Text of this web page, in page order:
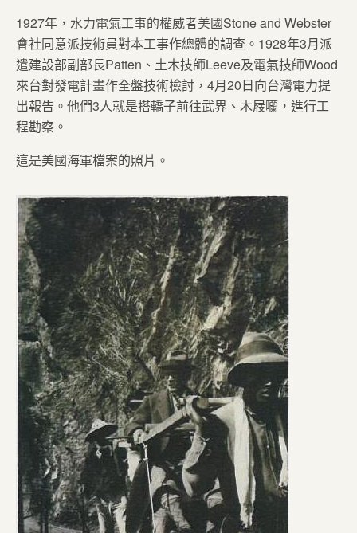
1927年，水力電氣工事的權威者美國Stone and Webster
會社同意派技術員對本工事作總體的調查。1928年3月派
遣建設部副部長Patten、土木技師Leeve及電氣技師Wood
來台對發電計畫作全盤技術檢討，4月20日向台灣電力提
出報告。他們3人就是搭轎子前往武界、木屐囒，進行工
程勘察。
這是美國海軍檔案的照片。